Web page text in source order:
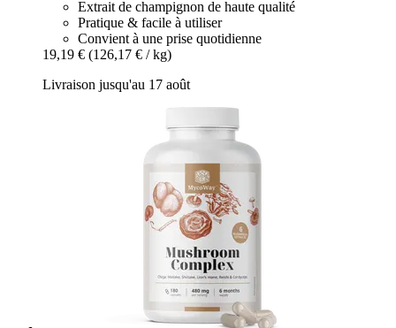
Extrait de champignon de haute qualité
Pratique & facile à utiliser
Convient à une prise quotidienne
19,19 € (126,17 € / kg)
Livraison jusqu'au 17 août